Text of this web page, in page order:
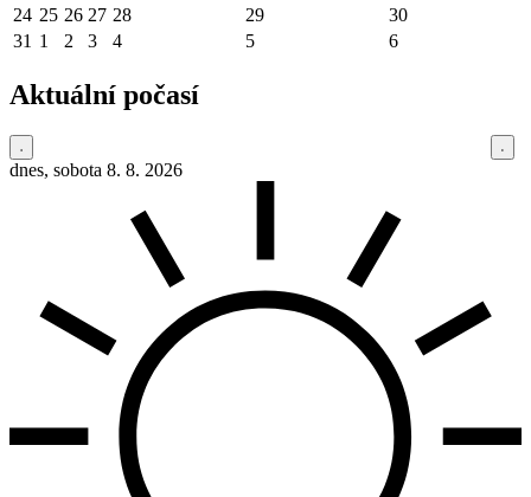
24 25 26 27 28 29
30
31 1 2 3 4 5 6
Aktuální počasí
dnes, sobota 8. 8. 2026